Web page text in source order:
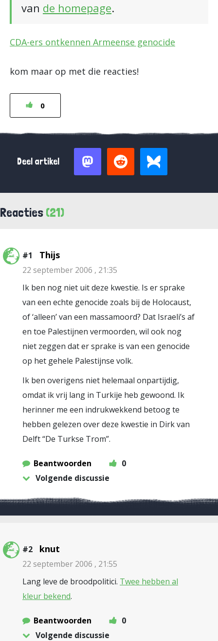
van de homepage.
CDA-ers ontkennen Armeense genocide
kom maar op met die reacties!
0
Deel artikel
Reacties (21)
#1 Thijs
22 september 2006 , 21:35
Ik ben nog niet uit deze kwestie. Is er sprake
van een echte genocide zoals bij de Holocaust,
of ‘alleen’ van een massamoord? Dat Israeli’s af
en toe Palestijnen vermoorden, wil ook nog
niet zeggen dat er sprake is van een genocide
op het gehele Palestijnse volk.
Ik ben overigens niet helemaal onpartijdig,
omdat ik vrij lang in Turkije heb gewoond. Ik
herinner me een indrukwekkend betoog te
hebben gelezen over deze kwestie in Dirk van
Delft “De Turkse Trom”.
Beantwoorden
0
Volgende discussie
#2 knut
22 september 2006 , 21:55
Lang leve de broodpolitici. Twee hebben al
kleur bekend.
Beantwoorden
0
Volgende discussie